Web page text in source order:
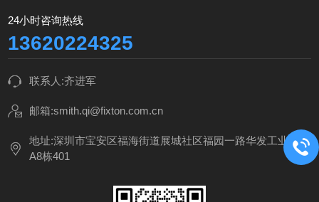
24小时咨询热线
13620224325
联系人:齐进军
邮箱:smith.qi@fixton.com.cn
地址:深圳市宝安区福海街道展城社区福园一路华发工业园
A8栋401